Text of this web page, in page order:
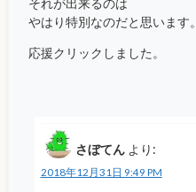
やはり特別なのだと思います。
応援クリックしました。
さぼてん より:
2018年12月31日 9:49 PM